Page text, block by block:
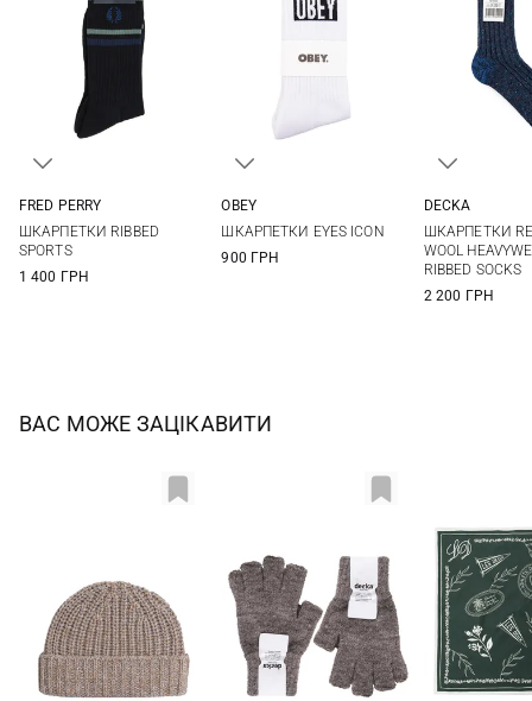
FRED PERRY
ШКАРПЕТКИ RIBBED
SPORTS
1 400 ГРН
OBEY
ШКАРПЕТКИ EYES ICON
900 ГРН
DECKA
ШКАРПЕТКИ
WOOL
RIBBED SOCKS
2 200 ГРН
ВАС МОЖЕ ЗАЦІКАВИТИ